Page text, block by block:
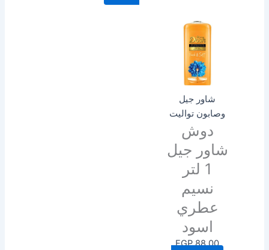
شاور جيل
وصابون تواليت
دوش
شاور جيل
1 لتر
نسيم
عطري
اسود
EGP88.00